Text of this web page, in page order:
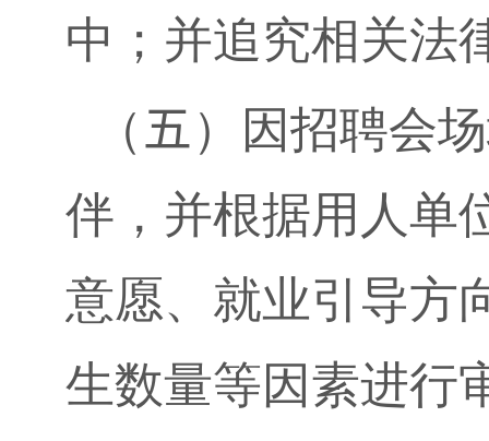
中；并追究相关法
（五）因招聘会
伴，并根据用人单
意愿、就业引导方
生数量等因素进行